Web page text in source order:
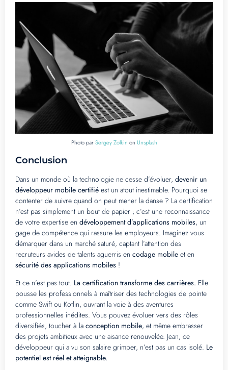
Photo parSergey Zolkin on Unsplash
Conclusion
Dans un monde où la technologie ne cesse d’évoluer, devenir un
développeur mobile certifié est un atout inestimable. Pourquoi se
contenter de suivre quand on peut mener la danse ? La certification
n’est pas simplement un bout de papier ; c’est une reconnaissance
de votre expertise en développement d’applications mobiles, un
gage de compétence qui rassure les employeurs. Imaginez vous
démarquer dans un marché saturé, captant l’attention des
recruteurs avides de talents aguerris en codage mobile et en
sécurité des applications mobiles !
Et ce n’est pas tout. La certification transforme des carrières. Elle
pousse les professionnels à maîtriser des technologies de pointe
comme Swift ou Kotlin, ouvrant la voie à des aventures
professionnelles inédites. Vous pouvez évoluer vers des rôles
diversifiés, toucher à la conception mobile, et même embrasser
des projets ambitieux avec une aisance renouvelée. Jean, ce
développeur qui a vu son salaire grimper, n’est pas un cas isolé. Le
potentiel est réel et atteignable.